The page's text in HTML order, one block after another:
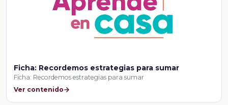
Ficha: Recordemos estrategias para sumar
Ficha: Recordemos estrategias para sumar
Ver contenido